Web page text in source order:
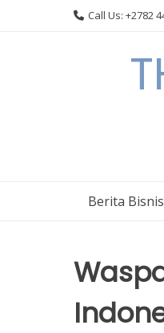
Call Us: +2782
Berita Bisnis